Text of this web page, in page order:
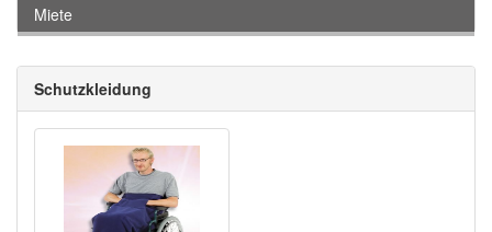
Miete
Schutzkleidung